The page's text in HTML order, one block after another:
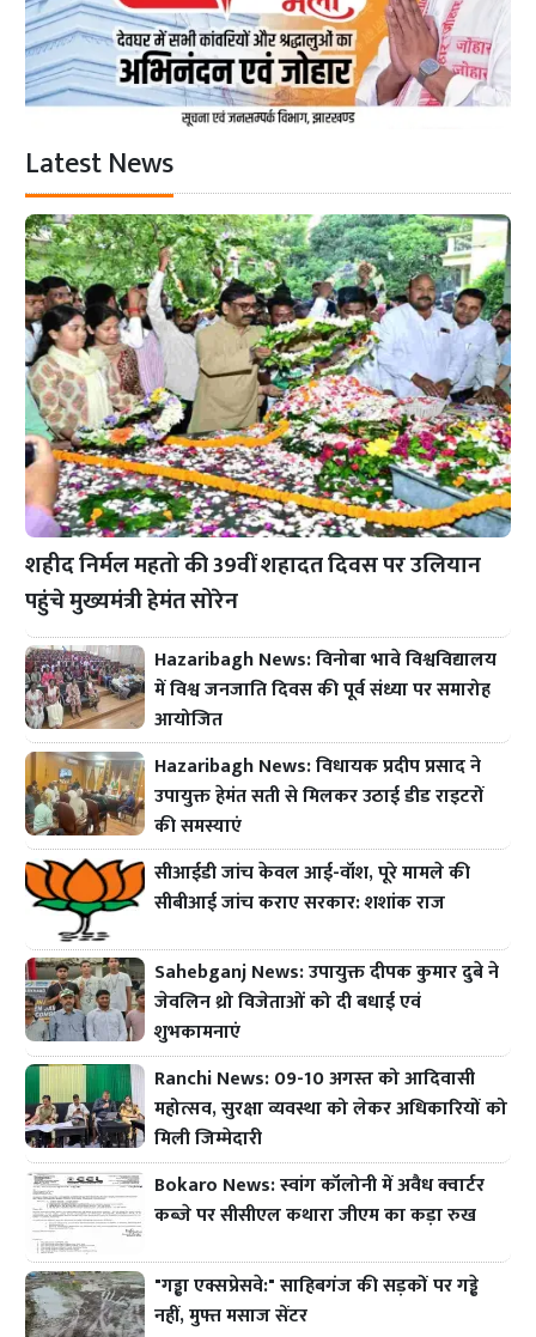
Latest News
शहीद निर्मल महतो की 39वीं शहादत दिवस पर उलियान
पहुंचे मुख्यमंत्री हेमंत सोरेन
Hazaribagh News: विनोबा भावे विश्वविद्यालय
में विश्व जनजाति दिवस की पूर्व संध्या पर समारोह
आयोजित
Hazaribagh News: विधायक प्रदीप प्रसाद ने
उपायुक्त हेमंत सती से मिलकर उठाई डीड राइटरों
की समस्याएं
सीआईडी जांच केवल आई-वॉश, पूरे मामले की
सीबीआई जांच कराए सरकार: शशांक राज
Sahebganj News: उपायुक्त दीपक कुमार दुबे ने
जेवलिन थ्रो विजेताओं को दी बधाई एवं
शुभकामनाएं
Ranchi News: 09-10 अगस्त को आदिवासी
महोत्सव, सुरक्षा व्यवस्था को लेकर अधिकारियों को
मिली जिम्मेदारी
Bokaro News: स्वांग कॉलोनी में अवैध क्वार्टर
कब्जे पर सीसीएल कथारा जीएम का कड़ा रुख
"गड्ढा एक्सप्रेसवे:" साहिबगंज की सड़कों पर गड्ढे
नहीं, मुफ्त मसाज सेंटर